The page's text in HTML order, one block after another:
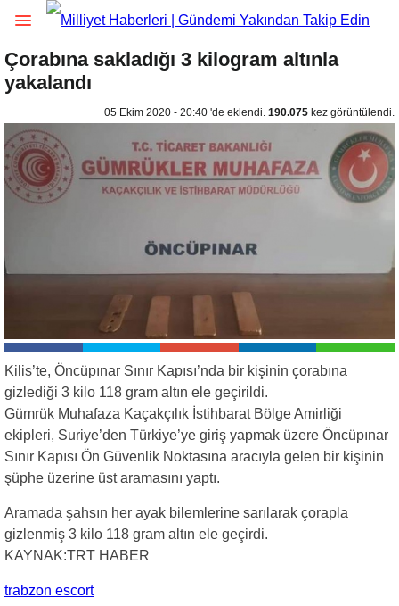
Çorabına sakladığı 3 kilogram altınla
yakalandı
05 Ekim 2020 - 20:40 'de eklendi. 190.075 kez görüntülendi.
Kilis’te, Öncüpınar Sınır Kapısı’nda bir kişinin çorabına
gizlediği 3 kilo 118 gram altın ele geçirildi.
Gümrük Muhafaza Kaçakçılık İstihbarat Bölge Amirliği
ekipleri, Suriye’den Türkiye’ye giriş yapmak üzere Öncüpınar
Sınır Kapısı Ön Güvenlik Noktasına aracıyla gelen bir kişinin
şüphe üzerine üst aramasını yaptı.
Aramada şahsın her ayak bilemlerine sarılarak çorapla
gizlenmiş 3 kilo 118 gram altın ele geçirdi.
KAYNAK:TRT HABER
trabzon escort